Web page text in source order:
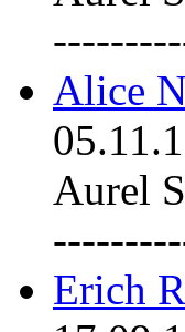
Alice
Aurel
Erich